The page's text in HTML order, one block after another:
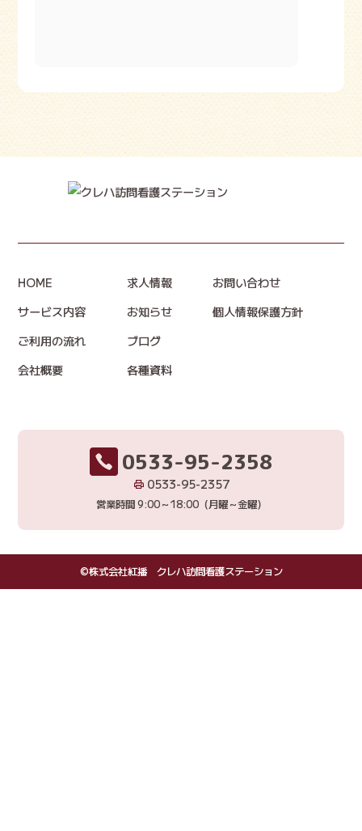
HOME
サービス内容
ご利用の流れ
会社概要
求人情報
お知らせ
ブログ
各種資料
お問い合わせ
個人情報保護方針
0533-95-2358
0533-95-2357
営業時間 9:00～18:00（月曜～金曜）
©株式会社紅播 クレハ訪問看護ステーション